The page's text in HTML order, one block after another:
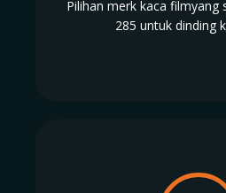
Pilihan merk kaca filmyang
285 untuk dinding